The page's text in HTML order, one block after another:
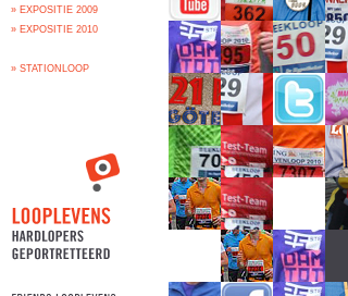
» EXPOSITIE 2009
» EXPOSITIE 2010
» STATIONLOOP